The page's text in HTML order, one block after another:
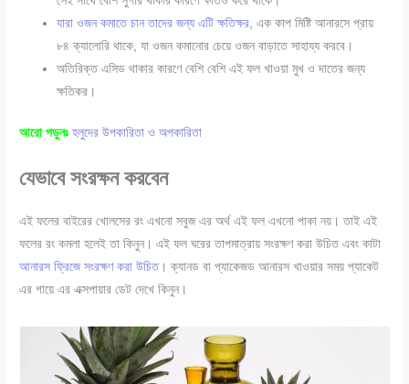
যারা ওজন কমাতে চান তাদের জন্য এটি ক্ষতিক্ষর , এক কাপ মিষ্টি আনারসে প্রায়
৮৪ ক্যালোরি থাকে, যা ওজন কমানোর চেয়ে ওজন বাড়াতে সাহায্য করবে।
অতিরিক্ত এসিড থাকার কারণে বেশি বেশি এই ফল খাওয়া মুখ ও দাতের জন্য
ক্ষতিকর।
আরো পড়ুনঃ হলুদের উপকারিতা ও অপকারিতা
যেভাবে সংরক্ষন করবেন
এই ফলের বাইরের খোলসের রং এখনো সবুজ এর অর্থ এই ফল এখনো পাকা নয়। তাই এই
ফলের রং কমলা হলেই তা কিনুন। এই ফল ঘরের তাপমাত্রায় সংরক্ষণ করা উচিত এবং কাটা
আনারস ফ্রিজে সংরক্ষণ করা উচিত। ক্যানড বা প্যাকেজড আনারস খাওয়ার সময় প্যাকেট
এর গায়ে এর এক্সপায়ার ডেট দেখে কিনুন।